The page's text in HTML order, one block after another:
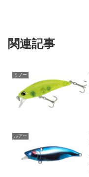
関連記事
ミノー
ルアー